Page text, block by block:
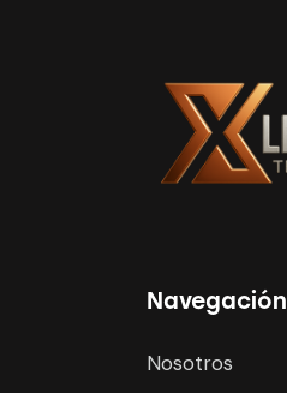
Navegación
Nosotros